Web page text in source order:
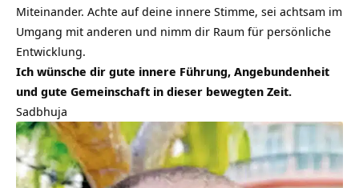
Miteinander. Achte auf deine innere Stimme, sei achtsam im
Umgang mit anderen und nimm dir Raum für persönliche
Entwicklung.
Ich wünsche dir gute innere Führung, Angebundenheit
und gute Gemeinschaft in dieser bewegten Zeit.
Sadbhuja